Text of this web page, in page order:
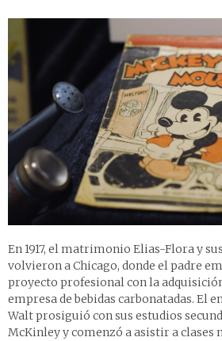
En 1917, el matrimonio Elias-Flora y
volvieron a Chicago, donde el padre
proyecto profesional con la
empresa de bebidas carbonatadas. El
Walt prosiguió con sus estudios
McKinley y comenzó a asistir a clases